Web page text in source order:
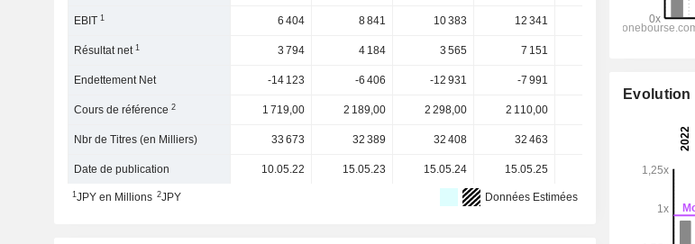
EBIT1 6 404 8 841 10 383 12 341 12
Résultat net1 3 794 4 184 3 565 7 151
Endettement Net -14 123 -6 406 -12 931 -7 991
Cours de référence2 1 719,00 2 189,00 2 298,00 2 110,00
Nbr de Titres (en Milliers) 33 673 32 389 32 408 32 463 32
Date de publication 10.05.22 15.05.23 15.05.24 15.05.25
1JPY en Millions 2JPY Données Estimées